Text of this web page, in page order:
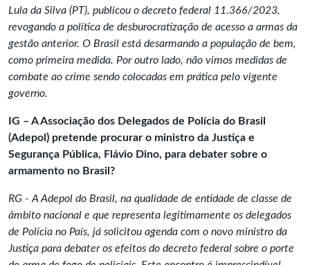
Lula da Silva (PT), publicou o decreto federal 11.366/2023,
revogando a política de desburocratização de acesso a armas da
gestão anterior. O Brasil está desarmando a população de bem,
como primeira medida. Por outro lado, não vimos medidas de
combate ao crime sendo colocadas em prática pelo vigente
governo.
IG – A Associação dos Delegados de Polícia do Brasil
(Adepol) pretende procurar o ministro da Justiça e
Segurança Pública, Flávio Dino, para debater sobre o
armamento no Brasil?
RG - A Adepol do Brasil, na qualidade de entidade de classe de
âmbito nacional e que representa legitimamente os delegados
de Polícia no País, já solicitou agenda com o novo ministro da
Justiça para debater os efeitos do decreto federal sobre o porte